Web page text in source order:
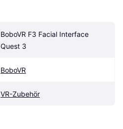
BoboVR F3 Facial Interface
Quest 3
BoboVR
VR-Zubehör